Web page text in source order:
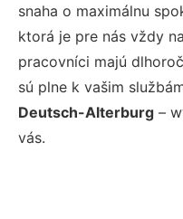
snaha o maximálnu
ktorá je pre nás vždy
pracovníci majú
sú plne k vašim
Deutsch-Alterburg –
vás.